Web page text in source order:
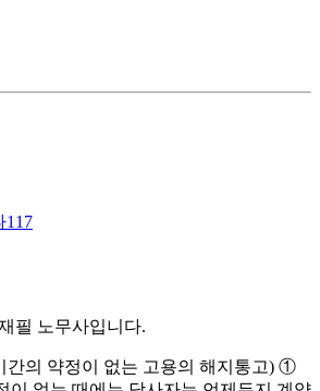
117
필 노무사입니다.
간의 약정이 없는 고용의 해지통고) ①